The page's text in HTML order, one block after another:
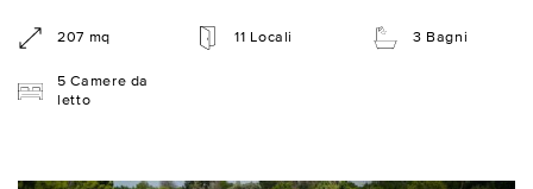
207 mq 11 Locali 3 Bagni
5 Camere da
letto